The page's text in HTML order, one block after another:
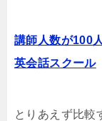
講師人数が100
英会話スクール
とりあえず比較